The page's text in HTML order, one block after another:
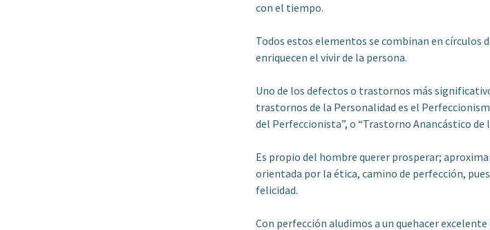
con el tiempo.
Todos estos elementos se combinan en círculos
enriquecen el vivir de la persona.
Uno de los defectos o trastornos más
trastornos de la Personalidad es el
del Perfeccionista”, o “Trastorno Anancástico de
Es propio del hombre querer prosperar;
orientada por la ética, camino de perfección,
felicidad.
Con perfección aludimos a un quehacer